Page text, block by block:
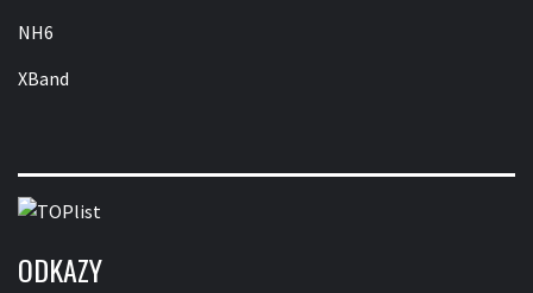
NH6
XBand
ODKAZY